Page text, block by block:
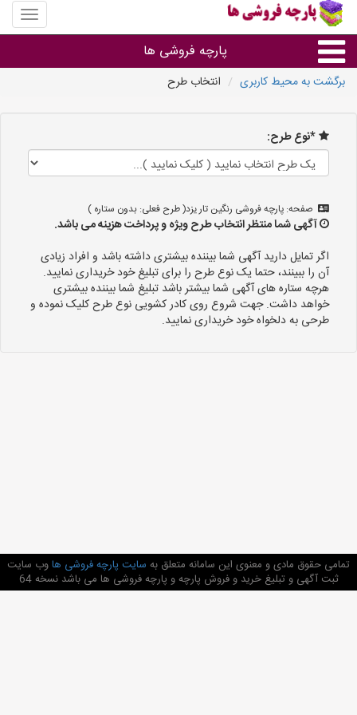
منوی
سایت
فروشی
پارچه فروشی ها
پارچه براساس رنگ طرح و کاربرد
برگشت به محیط کاربری انتخاب طرح
*نوع طرح:
صفحه: پارچه فروشی رنگین تار یزد( طرح فعلی: بدون ستاره )
آگهی شما منتظر انتخاب طرح ویژه و پرداخت هزینه می باشد.
اگر تمایل دارید آگهی شما بیننده بیشتری داشته باشد و افراد زیادی
آن را ببینند، حتما یک نوع طرح را برای تبلیغ خود خریداری نمایید.
هرچه ستاره های آگهی شما بیشتر باشد تبلیغ شما بیننده بیشتری
خواهد داشت. جهت شروع روی کادر کشویی نوع طرح کلیک نموده و
طرحی به دلخواه خود خریداری نمایید.
تمامی حقوق مادی و معنوی این سامانه متعلق به سایت پارچه فروشی هاوب سایت
ثبت آگهی و تبلیغ خرید و فروش پارچه و پارچه فروشی ها می باشد نسخه 64